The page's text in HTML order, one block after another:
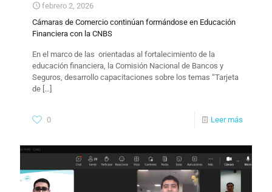
febrero 2, 2026
Cámaras de Comercio continúan formándose en Educación
Financiera con la CNBS
En el marco de las orientadas al fortalecimiento de la
educación financiera, la Comisión Nacional de Bancos y
Seguros, desarrollo capacitaciones sobre los temas “Tarjeta
de […]
0 Leer más